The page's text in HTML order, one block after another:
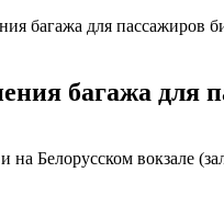
багажа для пассажиров
багажа для
Белорусском вокзале